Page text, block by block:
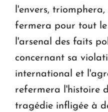
l'envers,
fermera pour tout le
l'arsenal des faits
concernant sa
international et
refermera l'histoire
tragédie infligée à